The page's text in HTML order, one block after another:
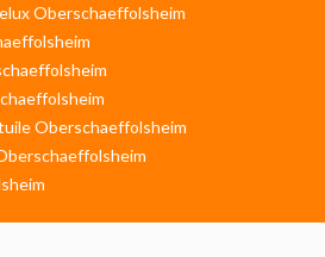
Oberschaeffolsheim
Oberschaeffolsheim